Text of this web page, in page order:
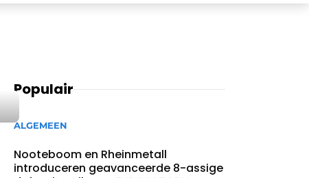
Populair
ALGEMEEN
Nooteboom en Rheinmetall
introduceren geavanceerde 8-assige